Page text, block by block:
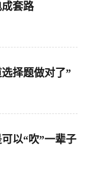
套路
择题做对了”
以“吹”一辈子